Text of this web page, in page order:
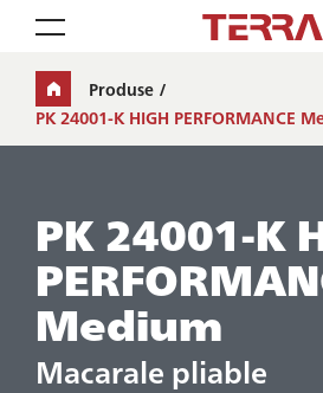
Toggle navigation
Produse
PK 24001-K HIGH PERFORMANCE
PK 24001-K
Medium
Macarale pliable